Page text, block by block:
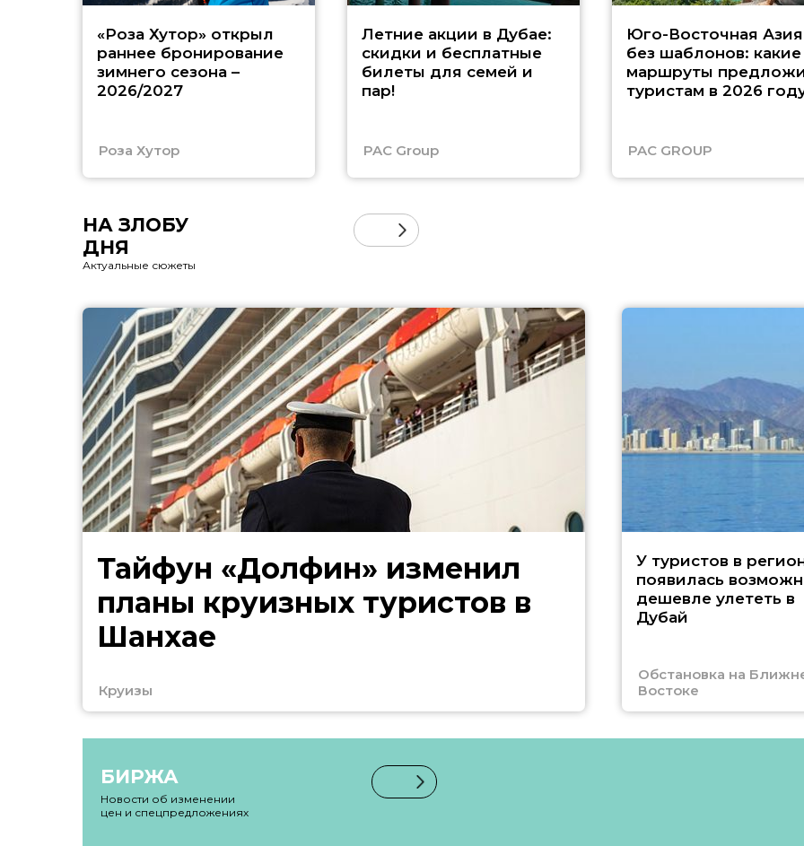
«Роза Хутор» открыл
раннее бронирование
зимнего сезона –
2026/2027
Роза Хутор
Летние акции в Дубае:
скидки и бесплатные
билеты для семей и
пар!
PAC Group
Юго-Восточная Азия
без шаблонов: какие
маршруты
туристам в 2026
PAC GROUP
НА ЗЛОБУ
ДНЯ
Актуальные сюжеты
Тайфун «Долфин» изменил
планы круизных туристов в
Шанхае
Круизы
У туристов в
появилась
дешевле улететь в
Дубай
Обстановка на
Востоке
БИРЖА
Новости об изменении
цен и спецпредложениях